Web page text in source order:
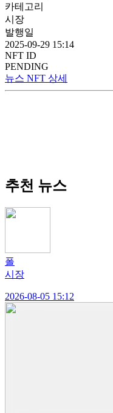
카테고리
시장
발행일
2025-09-29 15:14
NFT ID
PENDING
뉴스 NFT 상세
추천 뉴스
폴
시장
2026-08-05 15:12